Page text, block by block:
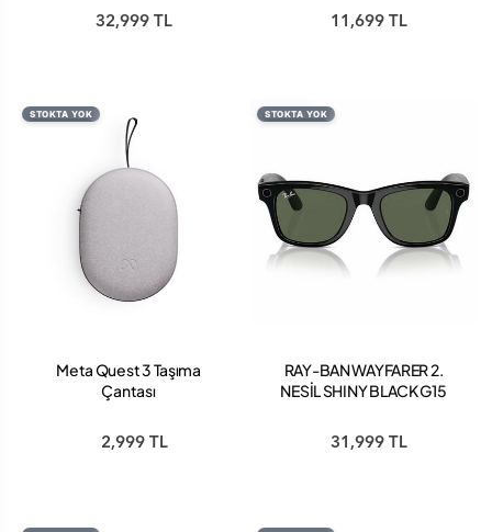
32,999 TL
GERÇEKLİK GÖZLÜĞÜ
11,699 TL
STOKTA YOK
Meta Quest 3 Taşıma
Çantası
2,999 TL
STOKTA YOK
RAY-BAN WAYFARER 2.
NESİL SHINY BLACK G15
31,999 TL